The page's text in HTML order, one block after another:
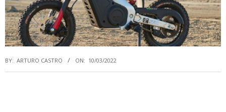
BY: ARTURO CASTRO ON: 10/03/2022